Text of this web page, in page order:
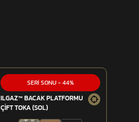
SERİ SONU- 44%
ILGAZ™ BACAK PLATFORMU
ÇİFT TOKA (SOL)